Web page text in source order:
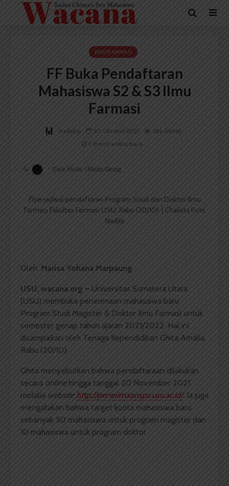
BERITA KAMPUS
FF Buka Pendaftaran
Mahasiswa S2 & S3 Ilmu
Farmasi
Redaksi 20 Oktober 2021
286 dilihat
2 menit waktu baca
Dark Mode | Moda Gelap
Flyerjadwal pendaftaran Program Studi dan Doktor Ilmu
Farmasi Fakultas Farmasi USU, Rabu (20/10). | Chalista Putri
Nadila
Oleh: Marisa Yohana Marpaung
USU, wacana.org – Universitas Sumatera Utara
(USU) membuka penerimaan mahasiswa baru
Program Studi Magister & Doktor Ilmu Farmasi untuk
semester genap tahun ajaran 2021/2022. Hal ini
disampaikan oleh Tenaga Kependidikan Ghita Amalia,
Rabu (20/10).
Ghita menyebutkan bahwa pendaftaraan dilakukan
secara online hingga tanggal 20 November 2021
melalui website http://penerimaansps.usu.ac.id/. Ia juga
mengatakan bahwa target kuota mahasiswa baru
sebanyak 50 mahasiswa untuk program magister dan
10 mahasiswa untuk program doktor.